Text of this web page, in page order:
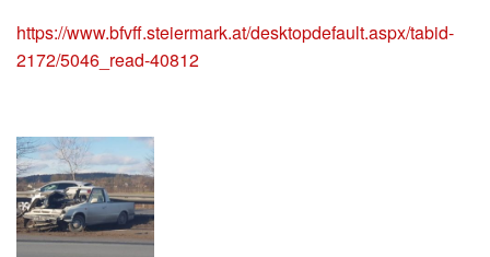
https://www.bfvff.steiermark.at/desktopdefault.aspx/tabid-
2172/5046_read-40812